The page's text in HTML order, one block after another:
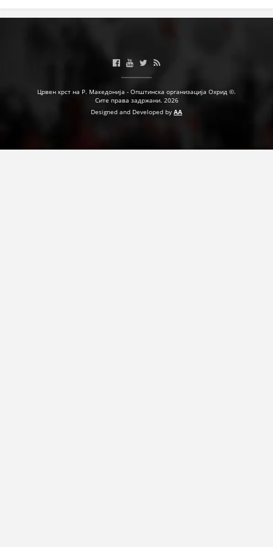
СТРАТЕГИИ
БРОШУРИ
ПРЕЗЕНТАЦИИ
Црвен крст на Р. Македонија - Општинска организација Охрид ©.
Сите права задржани. 2026
Designed and Developed by AA